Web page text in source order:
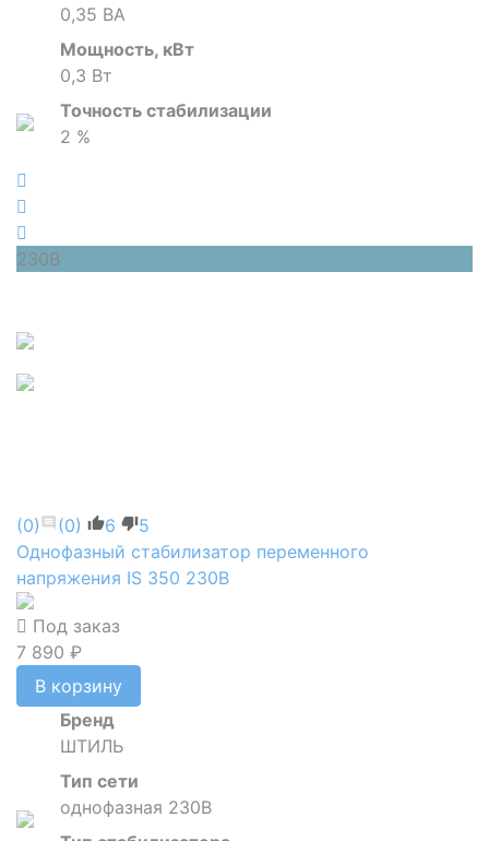
0,35 ВА
Мощность, кВт
0,3 Вт
Точность стабилизации
2 %
230В
(0) (0) 6
5
Однофазный стабилизатор переменного
напряжения IS 350 230В
Под заказ
7 890 ₽
В корзину
Бренд
ШТИЛЬ
Тип сети
однофазная 230В